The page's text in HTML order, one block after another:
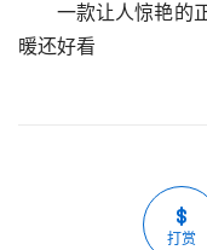
一款让人惊艳的
暖还好看
打赏